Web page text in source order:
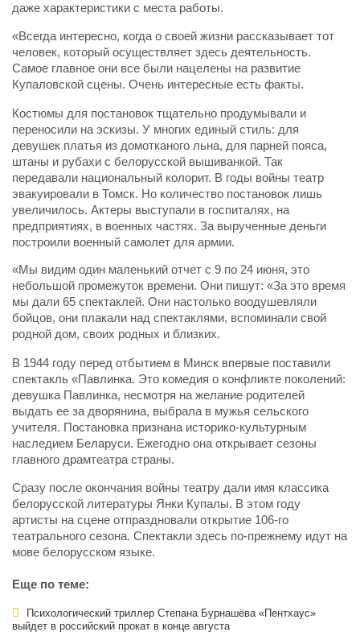
даже характеристики с места работы.
«Всегда интересно, когда о своей жизни рассказывает тот
человек, который осуществляет здесь деятельность.
Самое главное они все были нацелены на развитие
Купаловской сцены. Очень интересные есть факты.
Костюмы для постановок тщательно продумывали и
переносили на эскизы. У многих единый стиль: для
девушек платья из домотканого льна, для парней пояса,
штаны и рубахи с белорусской вышиванкой. Так
передавали национальный колорит. В годы войны театр
эвакуировали в Томск. Но количество постановок лишь
увеличилось. Актеры выступали в госпиталях, на
предприятиях, в военных частях. За вырученные деньги
построили военный самолет для армии.
«Мы видим один маленький отчет с 9 по 24 июня, это
небольшой промежуток времени. Они пишут: «За это время
мы дали 65 спектаклей. Они настолько воодушевляли
бойцов, они плакали над спектаклями, вспоминали свой
родной дом, своих родных и близких.
В 1944 году перед отбытием в Минск впервые поставили
спектакль «Павлинка. Это комедия о конфликте поколений:
девушка Павлинка, несмотря на желание родителей
выдать ее за дворянина, выбрала в мужья сельского
учителя. Постановка признана историко-культурным
наследием Беларуси. Ежегодно она открывает сезоны
главного драмтеатра страны.
Сразу после окончания войны театру дали имя классика
белорусской литературы Янки Купалы. В этом году
артисты на сцене отпраздновали открытие 106-го
театрального сезона. Спектакли здесь по-прежнему идут на
мове белорусском языке.
Еще по теме:
Психологический триллер Степана Бурнашёва «Пентхаус»
выйдет в российский прокат в конце августа